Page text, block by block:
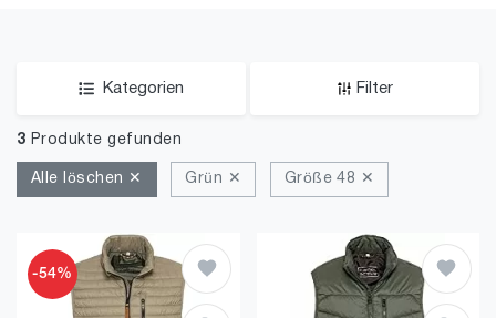
Kategorien Filter
3 Produkte gefunden
Alle löschen ✕ Grün ✕ Größe 48 ✕
-54%